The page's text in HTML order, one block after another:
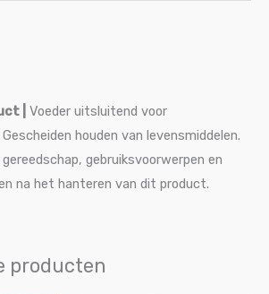
Voeder uitsluitend voor
houden van levensmiddelen.
gebruiksvoorwerpen en
na het hanteren van dit product.
producten